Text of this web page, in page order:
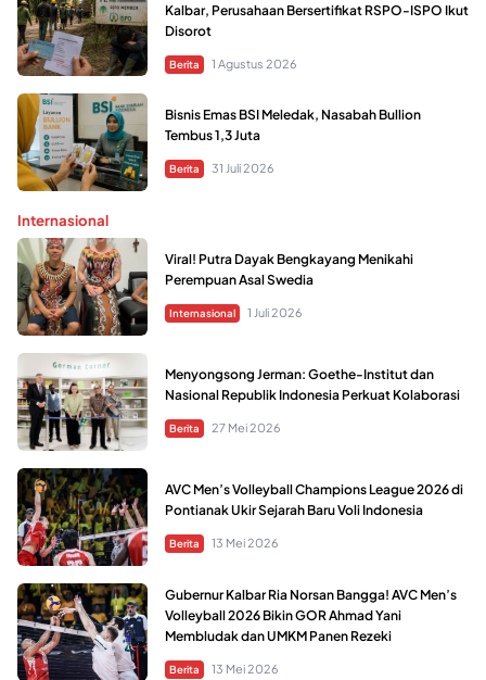
Kalbar, Perusahaan Bersertifikat RSPO-ISPO Ikut
Disorot
Berita 1 Agustus 2026
Bisnis Emas BSI Meledak, Nasabah Bullion
Tembus 1,3 Juta
Berita 31 Juli 2026
Internasional
Viral! Putra Dayak Bengkayang Menikahi
Perempuan Asal Swedia
Internasional 1 Juli 2026
Menyongsong Jerman: Goethe-Institut dan
Nasional Republik Indonesia Perkuat Kolaborasi
Berita 27 Mei 2026
AVC Men’s Volleyball Champions League 2026 di
Pontianak Ukir Sejarah Baru Voli Indonesia
Berita 13 Mei 2026
Gubernur Kalbar Ria Norsan Bangga! AVC Men’s
Volleyball 2026 Bikin GOR Ahmad Yani
Membludak dan UMKM Panen Rezeki
Berita 13 Mei 2026